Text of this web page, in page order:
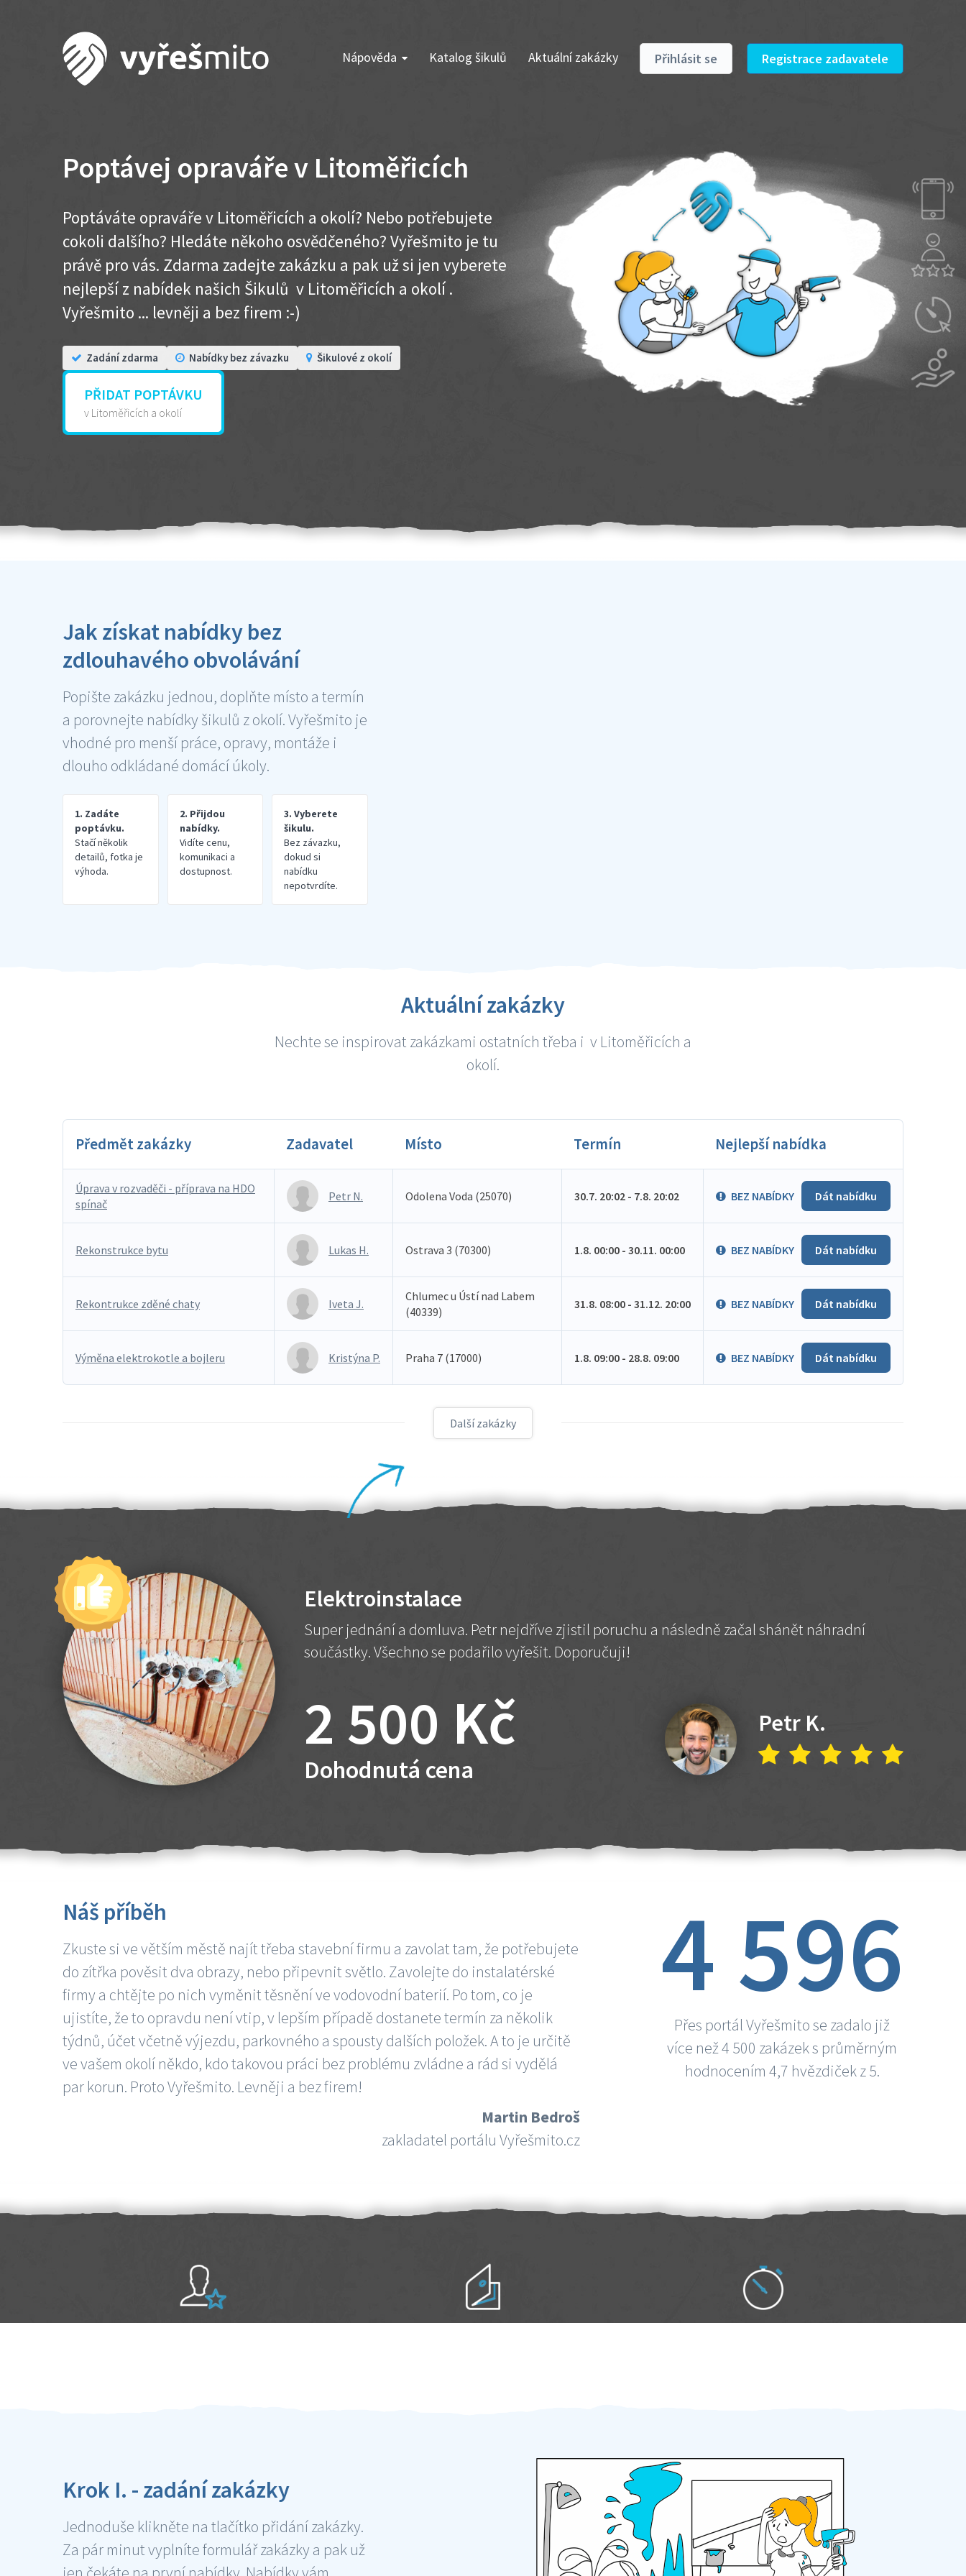
Nápověda Katalog šikulů Aktuální zakázky Přihlásit se Registrace zadavatele
Poptávej opraváře v Litoměřicích
Poptáváte opraváře v Litoměřicích a okolí? Nebo potřebujete
cokoli dalšího? Hledáte někoho osvědčeného? Vyřešmito je tu
právě pro vás. Zdarma zadejte zakázku a pak už si jen vyberete
nejlepší z nabídek našich Šikulů v Litoměřicích a okolí .
Vyřešmito ... levněji a bez firem :-)
Zadání zdarma Nabídky bez závazku Šikulové z okolí
PŘIDAT POPTÁVKU
v Litoměřicích a okolí
Jak získat nabídky bez
zdlouhavého obvolávání
Popište zakázku jednou, doplňte místo a termín
a porovnejte nabídky šikulů z okolí. Vyřešmito je
vhodné pro menší práce, opravy, montáže i
dlouho odkládané domácí úkoly.
1. Zadáte
poptávku.
Stačí několik
detailů, fotka je
výhoda.
2. Přijdou
nabídky.
Vidíte cenu,
komunikaci a
dostupnost.
3. Vyberete
šikulu.
Bez závazku,
dokud si
nabídku
nepotvrdíte.
Aktuální zakázky
Nechte se inspirovat zakázkami ostatních třeba i v Litoměřicích a
okolí.
Předmět zakázky Zadavatel Místo Termín Nejlepší nabídka
Úprava v rozvaděči - příprava na HDO
spínač
Petr N. Odolena Voda (25070) 30.7. 20:02 - 7.8. 20:02 BEZ NABÍDKY Dát nabídku
Rekonstrukce bytu Lukas H. Ostrava 3 (70300) 1.8. 00:00 - 30.11. 00:00 BEZ NABÍDKY Dát nabídku
Rekontrukce zděné chaty Iveta J.
Chlumec u Ústí nad Labem
(40339)
31.8. 08:00 - 31.12. 20:00 BEZ NABÍDKY Dát nabídku
Výměna elektrokotle a bojleru Kristýna P. Praha 7 (17000) 1.8. 09:00 - 28.8. 09:00 BEZ NABÍDKY Dát nabídku
Další zakázky
Elektroinstalace
Super jednání a domluva. Petr nejdříve zjistil poruchu a následně začal shánět náhradní
součástky. Všechno se podařilo vyřešit. Doporučuji!
2 500 Kč
Dohodnutá cena
Petr K.
Náš příběh
Zkuste si ve větším městě najít třeba stavební firmu a zavolat tam, že potřebujete
do zítřka pověsit dva obrazy, nebo připevnit světlo. Zavolejte do instalatérské
firmy a chtějte po nich vyměnit těsnění ve vodovodní baterií. Po tom, co je
ujistíte, že to opravdu není vtip, v lepším případě dostanete termín za několik
týdnů, účet včetně výjezdu, parkovného a spousty dalších položek. A to je určitě
ve vašem okolí někdo, kdo takovou práci bez problému zvládne a rád si vydělá
par korun. Proto Vyřešmito. Levněji a bez firem!
Martin Bedroš
zakladatel portálu Vyřešmito.cz
4 596
Přes portál Vyřešmito se zadalo již
více než 4 500 zakázek s průměrným
hodnocením 4,7 hvězdiček z 5.
Krok I. - zadání zakázky
Jednoduše klikněte na tlačítko přidání zakázky.
Za pár minut vyplníte formulář zakázky a pak už